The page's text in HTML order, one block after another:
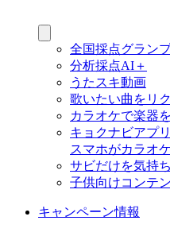
全国採点グラン
分析採点AI＋
うたスキ動画
歌いたい曲をリ
カラオケで楽器
キョクナビアプリ
スマホがカラオ
サビだけを気持
子供向けコンテ
キャンペーン情報